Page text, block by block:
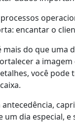
encantar o
mais do que
a
você
antecedência,
um dia especial,